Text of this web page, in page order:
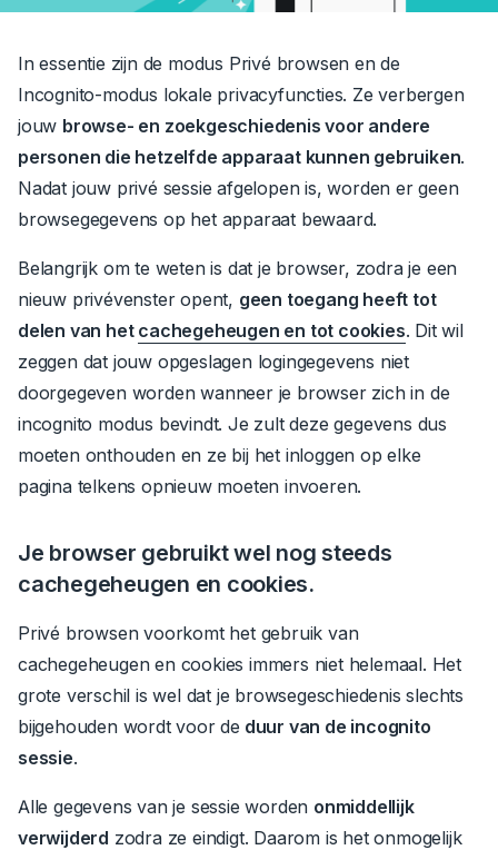
In essentie zijn de modus Privé browsen en de
Incognito-modus lokale privacyfuncties. Ze verbergen
jouw browse- en zoekgeschiedenis voor andere
personen die hetzelfde apparaat kunnen gebruiken.
Nadat jouw privé sessie afgelopen is, worden er geen
browsegegevens op het apparaat bewaard.
Belangrijk om te weten is dat je browser, zodra je een
nieuw privévenster opent, geen toegang heeft tot
delen van het cachegeheugen en tot cookies. Dit wil
zeggen dat jouw opgeslagen logingegevens niet
doorgegeven worden wanneer je browser zich in de
incognito modus bevindt. Je zult deze gegevens dus
moeten onthouden en ze bij het inloggen op elke
pagina telkens opnieuw moeten invoeren.
Je browser gebruikt wel nog steeds
cachegeheugen en cookies.
Privé browsen voorkomt het gebruik van
cachegeheugen en cookies immers niet helemaal. Het
grote verschil is wel dat je browsegeschiedenis slechts
bijgehouden wordt voor de duur van de incognito
sessie.
Alle gegevens van je sessie worden onmiddellijk
verwijderd zodra ze eindigt. Daarom is het onmogelijk